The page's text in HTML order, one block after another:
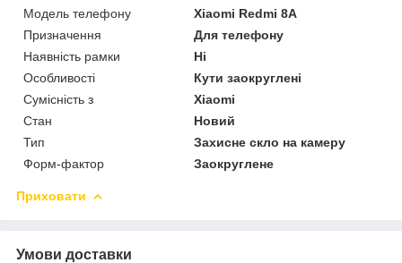
Модель телефону
Xiaomi Redmi 8A
Призначення
Для телефону
Наявність рамки
Ні
Особливості
Кути заокруглені
Сумісність з
Xiaomi
Стан
Новий
Тип
Захисне скло на камеру
Форм-фактор
Заокруглене
Приховати
Умови доставки